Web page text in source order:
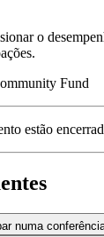
o
Fund
estão
numa